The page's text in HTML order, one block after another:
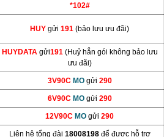
*102#
HUY gửi 191 (bảo lưu ưu đãi)
HUYDATA gửi191 (Huỷ hẳn gói không bảo lưu
ưu đãi)
3V90C MO gửi 290
6V90C MOgửi 290
12V90C MO gửi 290
Liên hệ tổng đài 18008198để được hỗ trợ